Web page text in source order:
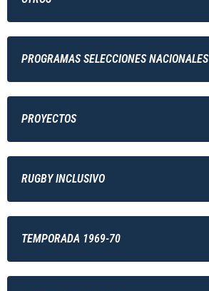
PROGRAMAS SELECCIONES NACIONALES
PROYECTOS
RUGBY INCLUSIVO
TEMPORADA 1969-70